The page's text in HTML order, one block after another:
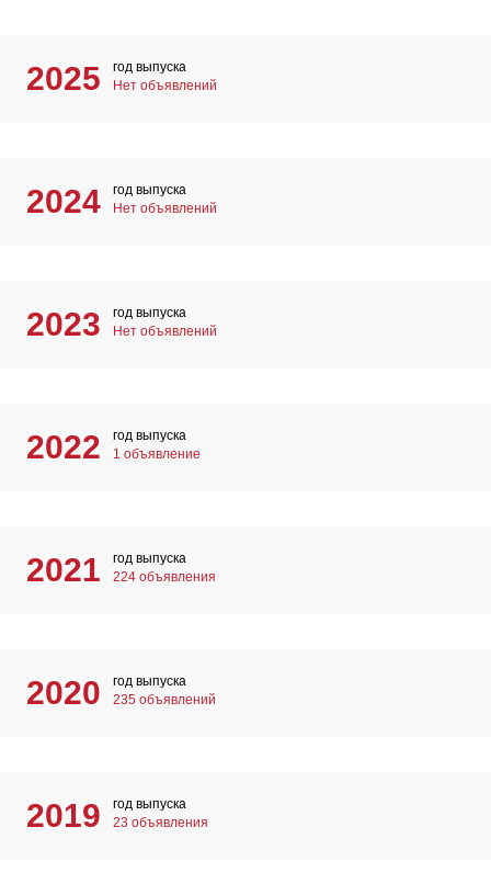
2025
год выпуска
Нет объявлений
2024
год выпуска
Нет объявлений
2023
год выпуска
Нет объявлений
2022
год выпуска
1 объявление
2021
год выпуска
224 объявления
2020
год выпуска
235 объявлений
2019
год выпуска
23 объявления